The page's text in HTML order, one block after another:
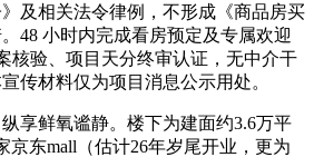
》及相关法令律例，不形成《商品房买
48 小时内完成看房预定及专属欢迎
核验、项目天分终审认证，无中介干
传材料仅为项目消息公示用处。
鲜氧谧静。楼下为建面约3.6万平
东mall（估计26年岁尾开业，更为